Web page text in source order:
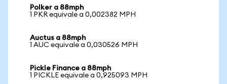
Polker a 88mph
1 PKR equivale a 0,002382 MPH
Auctus a 88mph
1 AUC equivale a 0,030526 MPH
Pickle Finance a 88mph
1 PICKLE equivale a 0,925093 MPH